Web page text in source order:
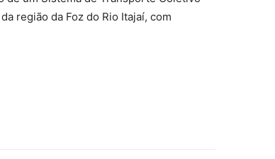
região da Foz do Rio Itajaí, com